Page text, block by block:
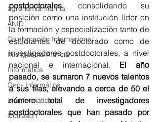
agronomía marina
ANID
Colaboración Internacional
Inteligencia Artificial
Informática
Geo- Informática
Bioinformática
Outreach
postdoctorales, consolidando su
posición como una institución líder en
la formación y especialización tanto de
estudiantes de doctorado como de
investigadores postdoctorales, a nivel
nacional e internacional. El año
pasado, se sumaron 7 nuevos talentos
a sus filas, elevando a cerca de 50 el
número total de investigadores
postdoctorales que han pasado por